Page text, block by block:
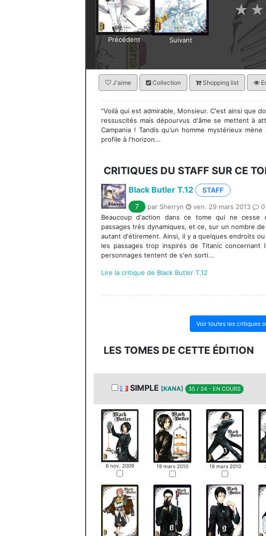
Précédent Suivant
★
★
J'aime Collection Shopping list
"Voilà qui est admirable, Monsieur. C'est ainsi que
ressuscités mais dépourvus d'âme se mettent à
Campania ! Tandis qu'un homme mystérieux
profile à l'horizon...
CRITIQUES DU STAFF SUR CE
Black Butler T.12
STAFF
7
par Sherryn ven. 29 mars 2013
Beaucoup d'action dans ce tome qui ne cesse
passages très dynamiques, et ce, sur un nombre
autant d'étirement. Ainsi, il y a quelques endroits
les passages trop inspirés de Titanic
personnages tentent de s'en sorti...
Lire la critique de Black Butler T.12
Voir toutes les critiques
LES TOMES DE CETTE ÉDITION
SIMPLE [KANA] 35 / 34 - EN COURS
6 nov. 2009 19 mars 2010 19 mars 2010